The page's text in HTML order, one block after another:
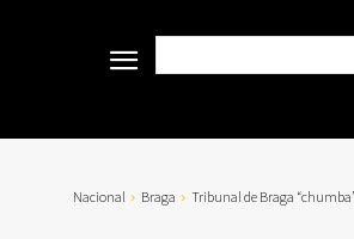
Nacional Braga Tribunal de Braga